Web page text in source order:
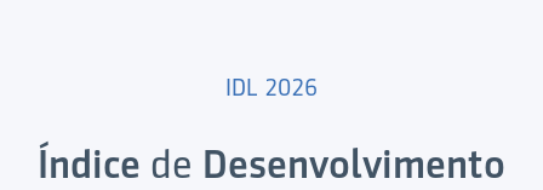
IDL 2026
Índice de Desenvolvimento